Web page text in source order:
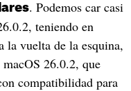
. Podemos car casi
teniendo en
la vuelta de la esquina,
26.0.2, que
compatibilidad para